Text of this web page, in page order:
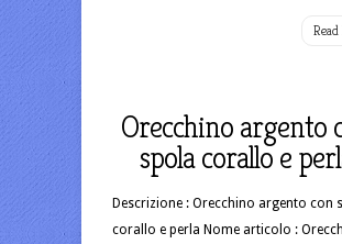
Orecchino argento
spola corallo e
Descrizione : Orecchino argento con
corallo e perla Nome articolo :